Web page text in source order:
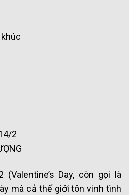
2
Day, còn gọi là
mà cả thế giới tôn vinh tình